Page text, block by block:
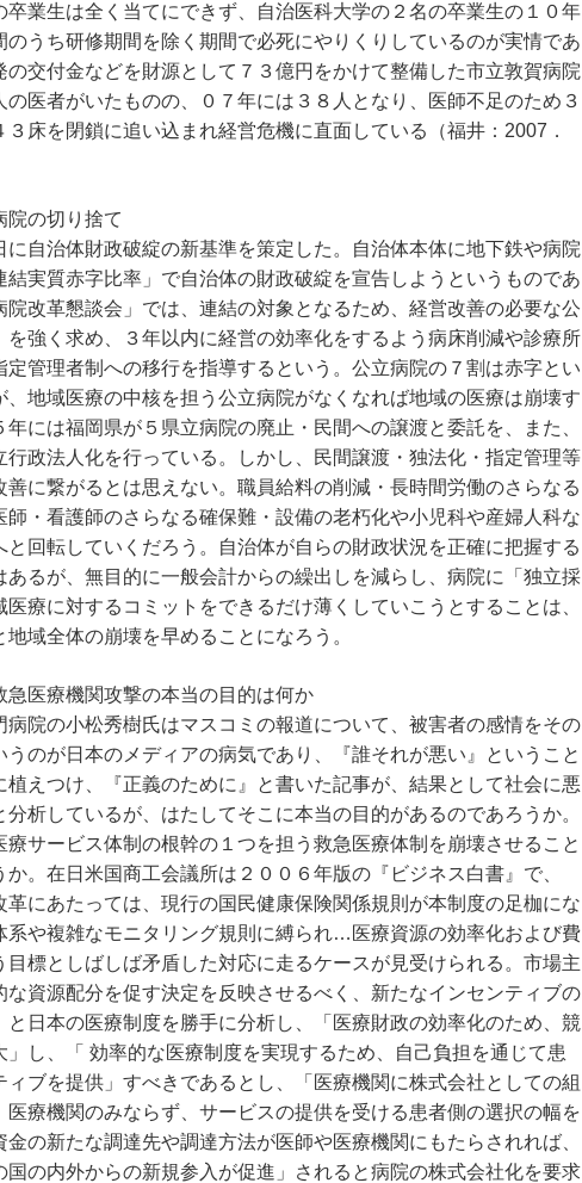
卒業生は全く当てにできず、自治医科大学の２名の卒業生の１０年
のうち研修期間を除く期間で必死にやりくりしているのが実情であ
の交付金などを財源として７３億円をかけて整備した市立敦賀病院
の医者がいたものの、０７年には３８人となり、医師不足のため３
３床を閉鎖に追い込まれ経営危機に直面している（福井：2007．
院の切り捨て
自治体財政破綻の新基準を策定した。自治体本体に地下鉄や病院
結実質赤字比率」で自治体の財政破綻を宣告しようというものであ
院改革懇談会」では、連結の対象となるため、経営改善の必要な公
を強く求め、３年以内に経営の効率化をするよう病床削減や診療所
定管理者制への移行を指導するという。公立病院の７割は赤字とい
、地域医療の中核を担う公立病院がなくなれば地域の医療は崩壊す
年には福岡県が５県立病院の廃止・民間への譲渡と委託を、また、
行政法人化を行っている。しかし、民間譲渡・独法化・指定管理等
善に繋がるとは思えない。職員給料の削減・長時間労働のさらなる
師・看護師のさらなる確保難・設備の老朽化や小児科や産婦人科な
と回転していくだろう。自治体が自らの財政状況を正確に把握する
あるが、無目的に一般会計からの繰出しを減らし、病院に「独立採
療に対するコミットをできるだけ薄くしていこうとすることは、
域全体の崩壊を早めることになろう。
急医療機関攻撃の本当の目的は何か
院の小松秀樹氏はマスコミの報道について、被害者の感情をその
うのが日本のメディアの病気であり、『誰それが悪い』ということ
植えつけ、『正義のために』と書いた記事が、結果として社会に悪
析しているが、はたしてそこに本当の目的があるのであろうか。
サービス体制の根幹の１つを担う救急医療体制を崩壊させること
。在日米国商工会議所は２００６年版の『ビジネス白書』で、
革にあたっては、現行の国民健康保険関係規則が本制度の足枷にな
や複雑なモニタリング規則に縛られ…医療資源の効率化および費
目標としばしば矛盾した対応に走るケースが見受けられる。市場主
資源配分を促す決定を反映させるべく、新たなインセンティブの
と日本の医療制度を勝手に分析し、「医療財政の効率化のため、競
し、「 効率的な医療制度を実現するため、自己負担を通じて患
ブを提供」すべきであるとし、「医療機関に株式会社としての組
医療機関のみならず、サービスの提供を受ける患者側の選択の幅を
金の新たな調達先や調達方法が医師や医療機関にもたらされれば、
国の内外からの新規参入が促進」されると病院の株式会社化を要求